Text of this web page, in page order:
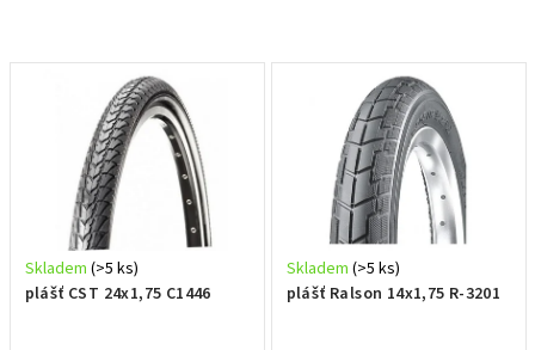
ů
oplášť CST 24x1,75 C1446
Skladem (>5 ks)
plášť Ralson 14x1,75 R-3201
Skladem (>5 ks)